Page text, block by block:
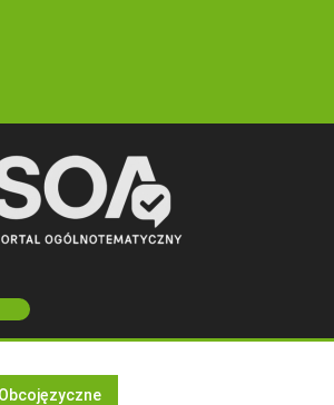
Open
Button
Obcojęzyczne